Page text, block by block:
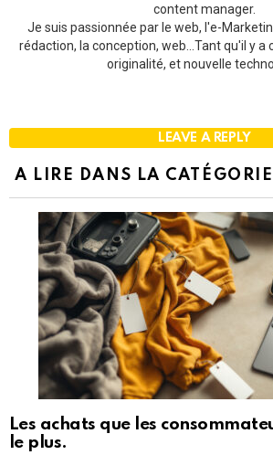
content manager.
Je suis passionnée par le web, l'e-
rédaction, la conception, web...Tant qu'il y a
originalité, et nouvelle
LEAVE A REPLY
A LIRE DANS LA
Les achats que les
le plus.